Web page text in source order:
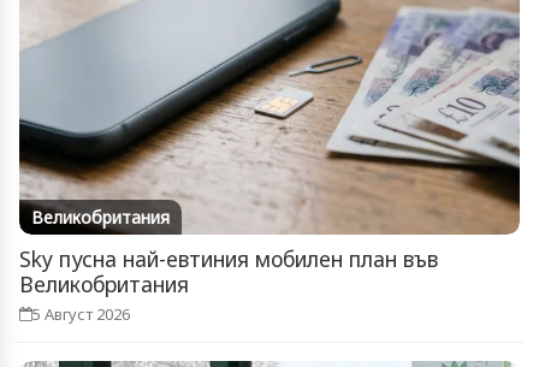
Великобритания
Sky пусна най-евтиния мобилен план във
Великобритания
5 Август 2026